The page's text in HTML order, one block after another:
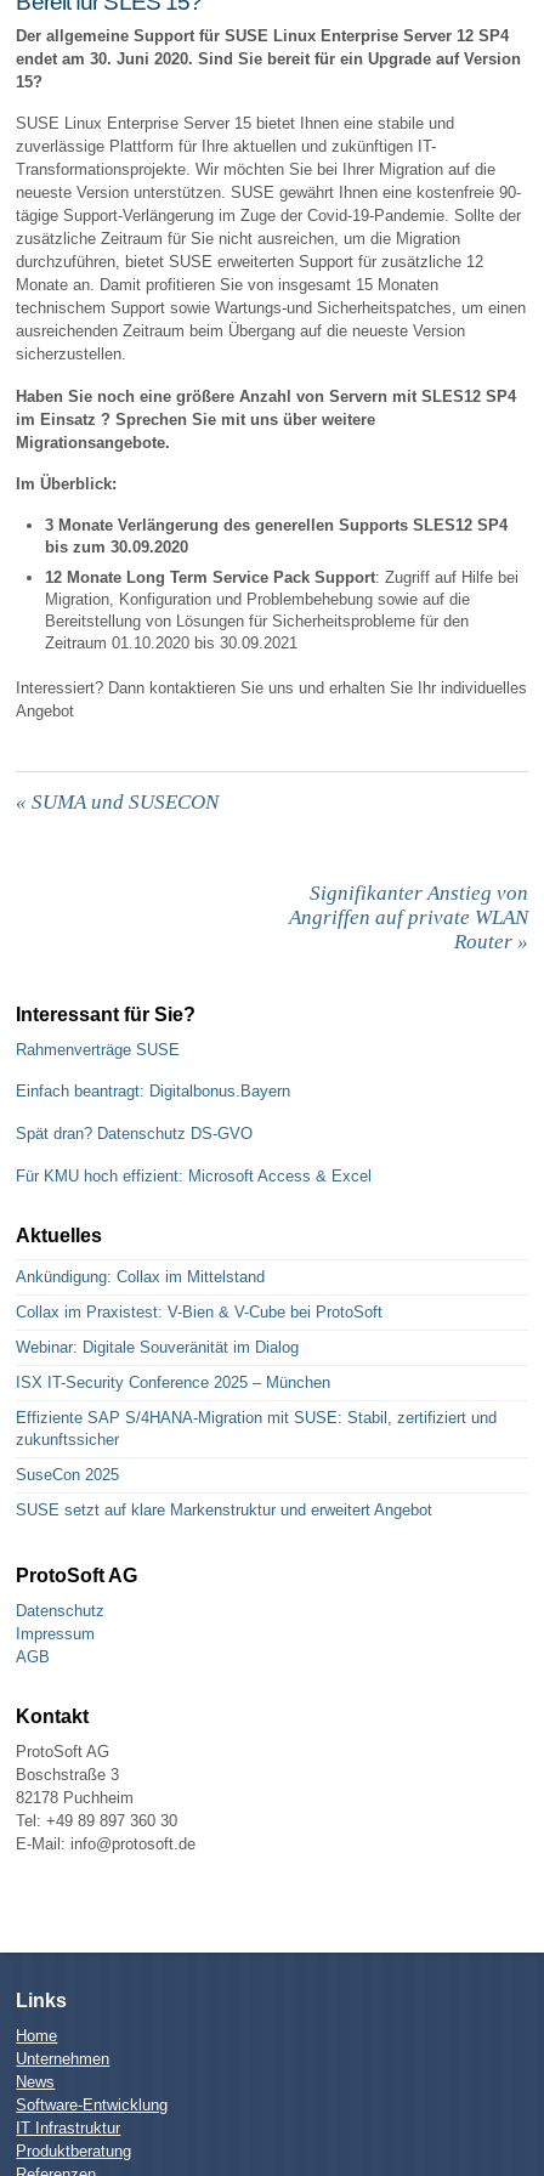
Der allgemeine Support für SUSE Linux Enterprise Server 12 SP4
endet am 30. Juni 2020. Sind Sie bereit für ein Upgrade auf Version
15?
SUSE Linux Enterprise Server 15 bietet Ihnen eine stabile und
zuverlässige Plattform für Ihre aktuellen und zukünftigen IT-
Transformationsprojekte. Wir möchten Sie bei Ihrer Migration auf die
neueste Version unterstützen. SUSE gewährt Ihnen eine kostenfreie 90-
tägige Support-Verlängerung im Zuge der Covid-19-Pandemie. Sollte der
zusätzliche Zeitraum für Sie nicht ausreichen, um die Migration
durchzuführen, bietet SUSE erweiterten Support für zusätzliche 12
Monate an. Damit profitieren Sie von insgesamt 15 Monaten
technischem Support sowie Wartungs-und Sicherheitspatches, um einen
ausreichenden Zeitraum beim Übergang auf die neueste Version
sicherzustellen.
Haben Sie noch eine größere Anzahl von Servern mit SLES12 SP4
im Einsatz ? Sprechen Sie mit uns über weitere
Migrationsangebote.
Im Überblick:
3 Monate Verlängerung des generellen Supports SLES12 SP4
bis zum 30.09.2020
12 Monate Long Term Service Pack Support: Zugriff auf Hilfe bei
Migration, Konfiguration und Problembehebung sowie auf die
Bereitstellung von Lösungen für Sicherheitsprobleme für den
Zeitraum 01.10.2020 bis 30.09.2021
Interessiert? Dann kontaktieren Sie uns und erhalten Sie Ihr individuelles
Angebot
« SUMA und SUSECON
Signifikanter Anstieg von
Angriffen auf private WLAN
Router »
Interessant für Sie?
Rahmenverträge SUSE
Einfach beantragt: Digitalbonus.Bayern
Spät dran? Datenschutz DS-GVO
Für KMU hoch effizient: Microsoft Access & Excel
Aktuelles
Ankündigung: Collax im Mittelstand
Collax im Praxistest: V-Bien & V-Cube bei ProtoSoft
Webinar: Digitale Souveränität im Dialog
ISX IT-Security Conference 2025 – München
Effiziente SAP S/4HANA-Migration mit SUSE: Stabil, zertifiziert und
zukunftssicher
SuseCon 2025
SUSE setzt auf klare Markenstruktur und erweitert Angebot
ProtoSoft AG
Datenschutz
Impressum
AGB
Kontakt
ProtoSoft AG
Boschstraße 3
82178 Puchheim
Tel: +49 89 897 360 30
E-Mail: info@protosoft.de
Links
Home
Unternehmen
News
Software-Entwicklung
IT Infrastruktur
Produktberatung